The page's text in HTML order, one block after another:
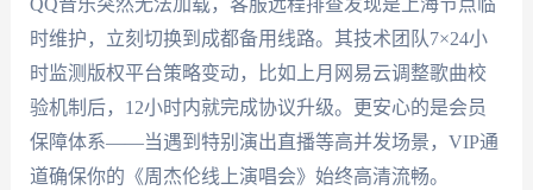
QQ音乐突然无法加载，客服远程排查发现是上海节点临
时维护，立刻切换到成都备用线路。其技术团队7×24小
时监测版权平台策略变动，比如上月网易云调整歌曲校
验机制后，12小时内就完成协议升级。更安心的是会员
保障体系——当遇到特别演出直播等高并发场景，VIP通
道确保你的《周杰伦线上演唱会》始终高清流畅。